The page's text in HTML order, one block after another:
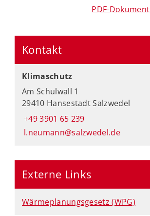
PDF-Dokument
Kontakt
Klimaschutz
Am Schulwall 1
29410 Hansestadt Salzwedel
+49 3901 65 239
l.neumann@salzwedel.de
Externe Links
Wärmeplanungsgesetz (WPG)